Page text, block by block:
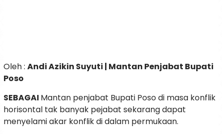
Oleh : Andi Azikin Suyuti | Mantan Penjabat Bupati
Poso
SEBAGAI Mantan penjabat Bupati Poso di masa konflik
horisontal tak banyak pejabat sekarang dapat
menyelami akar konflik di dalam permukaan.